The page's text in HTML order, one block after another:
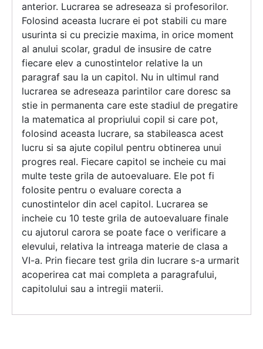
anterior. Lucrarea se adreseaza si profesorilor.
Folosind aceasta lucrare ei pot stabili cu mare
usurinta si cu precizie maxima, in orice moment
al anului scolar, gradul de insusire de catre
fiecare elev a cunostintelor relative la un
paragraf sau la un capitol. Nu in ultimul rand
lucrarea se adreseaza parintilor care doresc sa
stie in permanenta care este stadiul de pregatire
la matematica al propriului copil si care pot,
folosind aceasta lucrare, sa stabileasca acest
lucru si sa ajute copilul pentru obtinerea unui
progres real. Fiecare capitol se incheie cu mai
multe teste grila de autoevaluare. Ele pot fi
folosite pentru o evaluare corecta a
cunostintelor din acel capitol. Lucrarea se
incheie cu 10 teste grila de autoevaluare finale
cu ajutorul carora se poate face o verificare a
elevului, relativa la intreaga materie de clasa a
VI-a. Prin fiecare test grila din lucrare s-a urmarit
acoperirea cat mai completa a paragrafului,
capitolului sau a intregii materii.